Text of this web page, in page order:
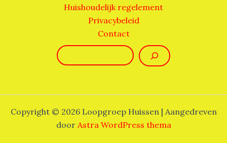
Huishoudelijk regelement
Privacybeleid
Contact
Zoeken
Copyright © 2026 Loopgroep Huissen | Aangedreven
door Astra WordPress thema